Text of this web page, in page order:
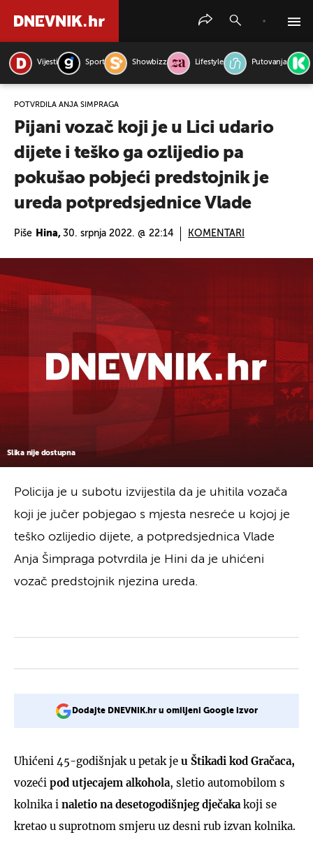
Vijesti Sport Showbizz Lifestyle Putovanja
POTVRDILA ANJA ŠIMPRAGA
Pijani vozač koji je u Lici udario
dijete i teško ga ozlijedio pa
pokušao pobjeći predstojnik je
ureda potpredsjednice Vlade
Piše Hina, 30. srpnja 2022. @ 22:14 KOMENTARI
Slika nije dostupna
Policija je u subotu izvijestila da je uhitila vozača
koji je jučer pobjegao s mjesta nesreće u kojoj je
teško ozlijedio dijete, a potpredsjednica Vlade
Anja Šimpraga potvrdila je Hini da je uhićeni
vozač predstojnik njezina ureda.
Dodajte DNEVNIK.hr u omiljeni Google izvor
Uhićeni 45-godišnjak u petak je u Štikadi kod Gračaca,
vozeći pod utjecajem alkohola, sletio automobilom s
kolnika i naletio na desetogodišnjeg dječaka koji se
kretao u suprotnom smjeru uz desni rub izvan kolnika.
PRETRAŽITE VIJESTI